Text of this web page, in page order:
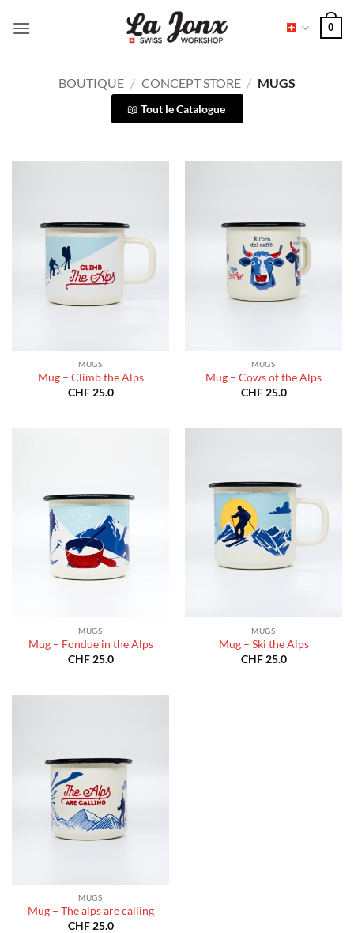
0
BOUTIQUE / CONCEPT STORE / MUGS
Tout le Catalogue
MUGS
Mug – Climb the Alps
CHF25.0
MUGS
Mug – Cows of the Alps
CHF25.0
MUGS
Mug – Fondue in the Alps
CHF25.0
MUGS
Mug – Ski the Alps
CHF25.0
MUGS
Mug – The alps are calling
CHF25.0